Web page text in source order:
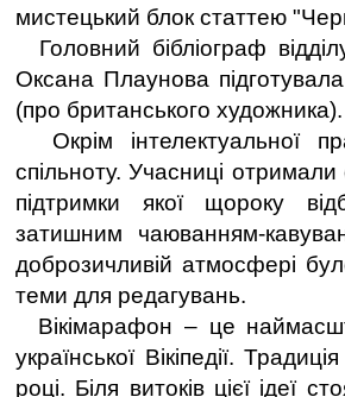
мистецький блок статтею
Головний бібліограф
Оксана Плаунова
(про британського художника).
Окрім інтелектуальної
спільноту. Учасниці отримали
підтримки якої щороку
затишним чаюванням-
доброзичливій атмосфері
теми для редагувань.
Вікімарафон – це
української Вікіпедії.
році. Біля витоків цієї ідеї